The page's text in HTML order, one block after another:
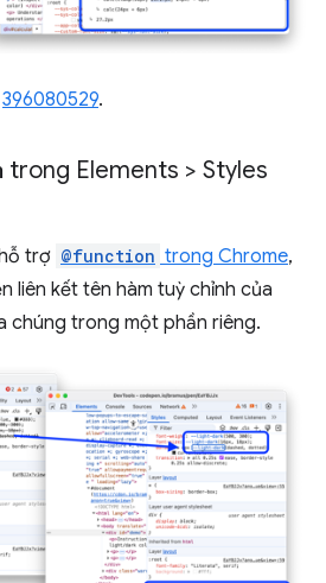
396080529.
trong Elements > Styles
trợ @function trong Chrome,
liên kết tên hàm tuỳ chỉnh của
chúng trong một phần riêng.